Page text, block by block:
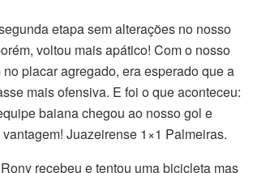
etapa sem alterações no nosso
voltou mais apático! Com o nosso
placar agregado, era esperado que a
mais ofensiva. E foi o que aconteceu:
baiana chegou ao nosso gol e
Juazeirense 1×1 Palmeiras.
recebeu e tentou uma bicicleta mas